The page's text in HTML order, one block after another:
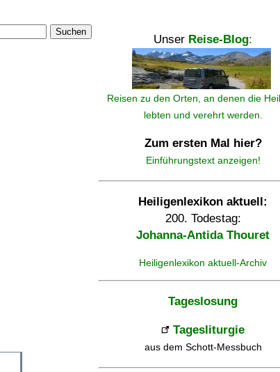
Suchen
Unser Reise-Blog:
Reisen zu den Orten, an denen die
lebten und verehrt werden.
Zum ersten Mal hier?
Einführungstext anzeigen!
Heiligenlexikon aktuell:
200. Todestag:
Johanna-Antida Thouret
Heiligenlexikon aktuell-Archiv
Tageslosung
Tagesliturgie
aus dem Schott-Messbuch